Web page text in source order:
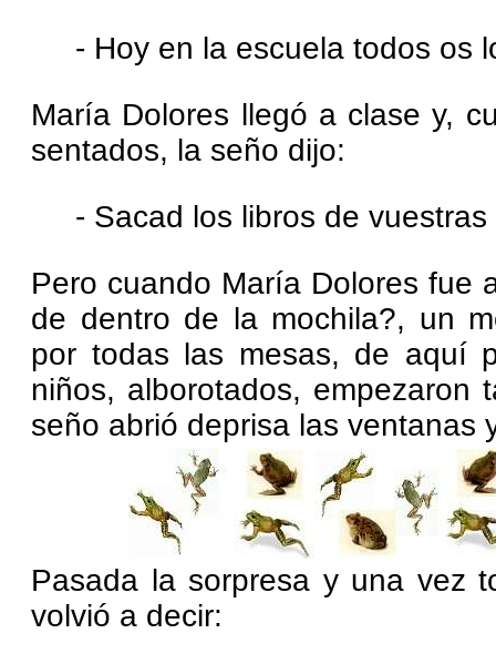
- Hoy en la escuela todos os
María Dolores llegó a clase y,
sentados, la seño dijo:
- Sacad los libros de vuestras
Pero cuando María Dolores fue
de dentro de la mochila?, un
por todas las mesas, de aquí
niños, alborotados,
seño abrió deprisa las ventanas
Pasada la sorpresa y una vez
volvió a decir: